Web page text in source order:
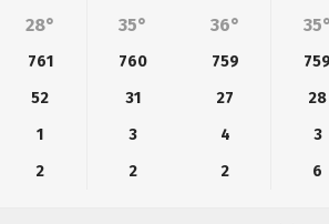
28° 35° 36° 35°
761 760 759 759
52 31 27 28
1 3 4 3
2 2 2 6